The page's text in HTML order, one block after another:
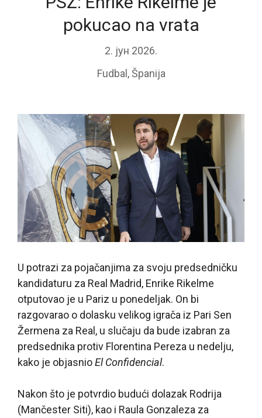
pokucao na vrata
2. јун 2026.
Fudbal ,Španija
U potrazi za pojačanjima za svoju predsedničku
kandidaturu za Real Madrid, Enrike Rikelme
otputovao je u Pariz u ponedeljak. On bi
razgovarao o dolasku velikog igrača iz Pari Sen
Žermena za Real, u slučaju da bude izabran za
predsednika protiv Florentina Pereza u nedelju,
kako je objasnioEl Confidencial.
Nakon što je potvrdio budući dolazak Rodrija
(Mančester Siti), kao i Raula Gonzaleza za